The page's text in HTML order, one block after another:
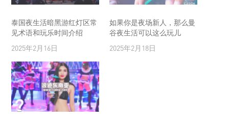
泰国夜生活暗黑游红灯区常
见术语和玩乐时间介绍
2025年2月16日
如果你是夜场新人，那么曼
谷夜生活可以这么玩儿
2025年2月18日